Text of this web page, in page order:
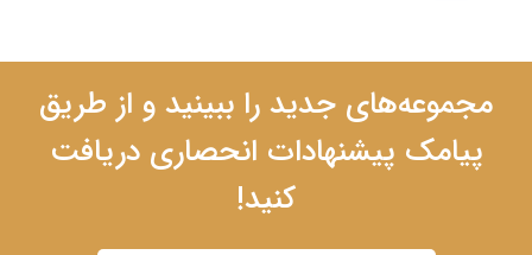
مجموعه‌های جدید را ببینید و از طریق
پیامک پیشنهادات انحصاری دریافت
کنید!